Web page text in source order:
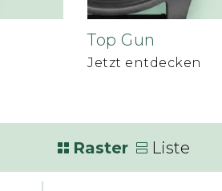
Top Gun
Jetzt entdecken
Raster Liste